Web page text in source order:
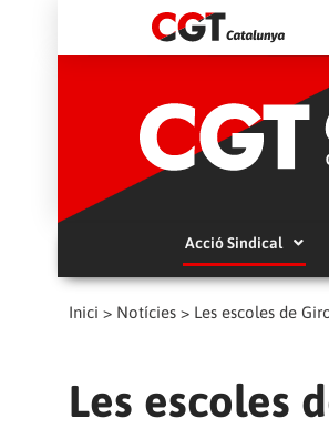
Acció Sindical
Inici > Notícies > Les escoles de
Les escoles